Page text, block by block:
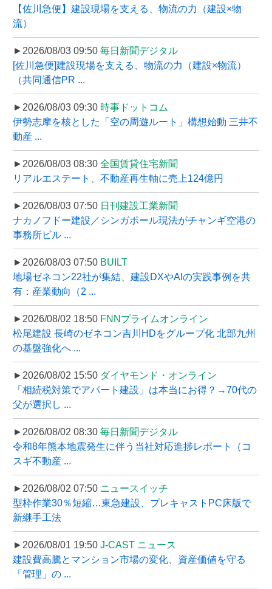
【佐川急便】建設現場を支える、物流の力（建設×物
流）
►2026/08/03 09:50 毎日新聞デジタル
[佐川急便]建設現場を支える、物流の力（建設×物流）
（共同通信PR ...
►2026/08/03 09:30 時事ドットコム
伊勢志摩を核とした「空の周遊ルート」構想始動 三井不
動産 ...
►2026/08/03 08:30 全国賃貸住宅新聞
リアルエステート、不動産再生軸に売上124億円
►2026/08/03 07:50 日刊建設工業新聞
ナカノフドー建設／シンガポール現法がチャンギ空港の
事務所ビル ...
►2026/08/03 07:50 BUILT
地場ゼネコン22社が集結、建設DXやAIの実践事例を共
有：産業動向（2 ...
►2026/08/02 18:50 FNNプライムオンライン
松尾建設 長崎のゼネコン吉川HDをグループ化 北部九州
の基盤強化へ ...
►2026/08/02 15:50 ダイヤモンド・オンライン
「相続税対策でアパート建設」は本当にお得？→70代の
父が選択し ...
►2026/08/02 08:30 毎日新聞デジタル
令和8年熊本地震発生に伴う当社対応進捗レポート（コ
スギ不動産 ...
►2026/08/02 07:50 ニュースイッチ
型枠作業30％短縮…東急建設、プレキャストPC床版で
新継手工法
►2026/08/01 19:50 J-CAST ニュース
建設費高騰とマンション市場の変化、資産価値を守る
「管理」の ...